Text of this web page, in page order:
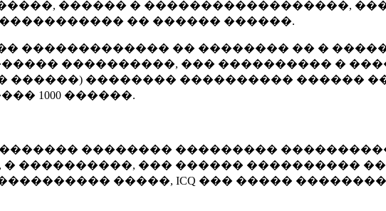
������ � ������������������,
�� ������ ������.
������������� �� �������� �� �
����������, ��� ���������� �
������) �������� ���������� ������
1000 ������.
�������� ���������
����������, ��� ������ ����������
�����, ICQ ��� �����